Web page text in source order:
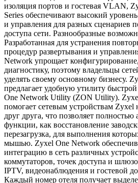
изоляция портов и гостевая VLAN,
Series обеспечивают высокий
и управления для разных сценариев
доступа сети. Разнообразные
Разработанная для устранения
процедур развертывания и
Network упрощает
диагностику, поэтому владельцы
уделять своему основному бизнесу.
предлагает удобную утилиту
One Network Utility (ZON Utility).
помогает сетевым устройствам Zyxel
друг друга, что позволяет полностью
функции, как восстановление
перезагрузка, для выполнения
мышью. Zyxel One Network
интеграцию в сеть различных
коммутаторов, точек доступа и
IPTV, видеонаблюдения и гостевой
Каждый номер отеля получает